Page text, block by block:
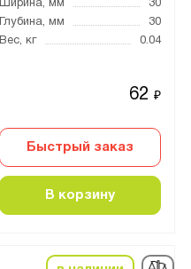
Ширина, мм
30
Глубина, мм
30
Вес, кг
0.04
62₽
Быстрый заказ
В корзину